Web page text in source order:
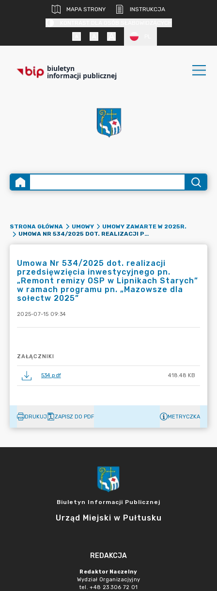
MAPA STRONY
INSTRUKCJA
biuletyn
informacji publicznej
STRONA GŁÓWNA UMOWY
UMOWY ZAWARTE W 2025R.
UMOWA NR 534/2025 DOT. REALIZACJI PRZEDSIĘWZIĘCIA INWESTYCYJNEGO PN. „REMONT REMIZY OSP W LIPNIKACH STARYCH” W RAMACH PROGRAMU PN. „MAZOWSZE DLA SOŁECTW 2025”
Umowa Nr 534/2025 dot. realizacji
przedsięwzięcia inwestycyjnego pn.
„Remont remizy OSP w Lipnikach Starych”
w ramach programu pn. „Mazowsze dla
sołectw 2025”
2025-07-15 09:34
ZAŁĄCZNIKI
534.pdf 418.48 KB
DRUKUJ ZAPISZ DO PDF METRYCZKA
Biuletyn Informacji Publicznej
Urząd Miejski w Pułtusku
REDAKCJA
Redaktor Naczelny
Wydział Organizacjyjny
tel. +48 23 306 72 01